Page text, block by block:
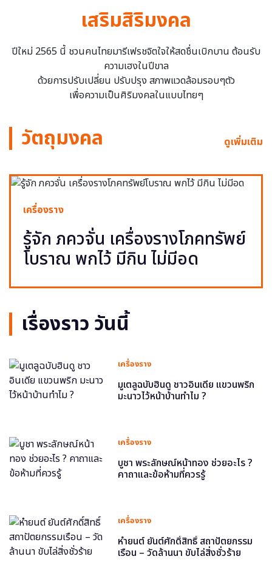
เสริมสิริมงคล
ปีใหม่ 2565 นี้ ชวนคนไทยมารีเฟรชจิตใจให้สดชื่นเบิกบาน ต้อนรับ
ความเฮงในปีขาล
ด้วยการปรับเปลี่ยน ปรับปรุง สภาพแวดล้อมรอบๆตัว
เพื่อความเป็นศิริมงคลในแบบไทยๆ
วัตถุมงคล ดูเพิ่มเติม
เครื่องราง
รู้จัก ภควจั่น เครื่องรางโภคทรัพย์
โบราณ พกไว้ มีกิน ไม่มีอด
เรื่องราว วันนี้
เครื่องราง
มูเตลูฉบับฮินดู ชาวอินเดีย แขวนพริก
มะนาวไว้หน้าบ้านทำไม ?
เครื่องราง
บูชา พระลักษณ์หน้าทอง ช่วยอะไร ?
คาถาและข้อห้ามที่ควรรู้
เครื่องราง
หำยนต์ ยันต์ศักดิ์สิทธิ์ สถาปัตยกรรม
เรือน – วัดล้านนา ขับไล่สิ่งชั่วร้าย